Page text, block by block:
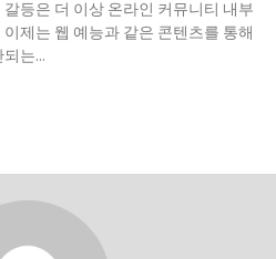
등은 더 이상 온라인 커뮤니티 내부
제는 웹 예능과 같은 콘텐츠를 통해
는...